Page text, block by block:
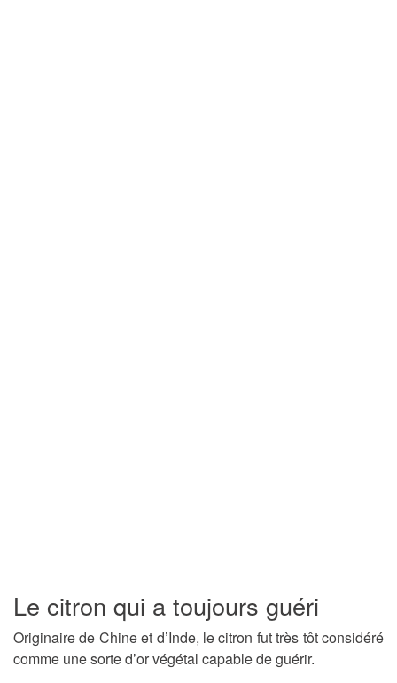
Le citron qui a toujours guéri
Originaire de Chine et d’Inde, le citron fut très tôt considéré
comme une sorte d’or végétal capable de guérir.